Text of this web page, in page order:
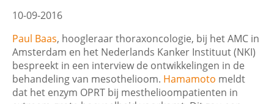
10-09-2016
Paul Baas, hoogleraar thoraxoncologie, bij het AMC in
Amsterdam en het Nederlands Kanker Instituut (NKI)
bespreekt in een interview de ontwikkelingen in de
behandeling van mesothelioom. Hamamoto meldt
dat het enzym OPRT bij mesthelioompatienten in